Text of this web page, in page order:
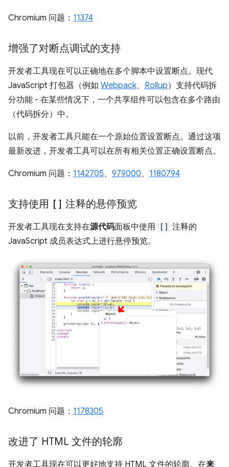
Chromium 问题： 11374
增强了对断点调试的支持
开发者工具现在可以正确地在多个脚本中设置断点。现代
JavaScript 打包器（例如 Webpack、 Rollup）支持代码拆
分功能 - 在某些情况下，一个共享组件可以包含在多个路由
（代码拆分）中。
以前，开发者工具只能在一个原始位置设置断点。通过这项
最新改进，开发者工具可以在所有相关位置正确设置断点。
Chromium 问题： 1142705、 979000、 1180794
支持使用 [] 注释的悬停预览
开发者工具现在支持在源代码面板中使用 [] 注释的
JavaScript 成员表达式上进行悬停预览。
Chromium 问题： 1178305
改进了 HTML 文件的轮廓
开发者工具现在可以更好地支持 HTML 文件的轮廓。在来